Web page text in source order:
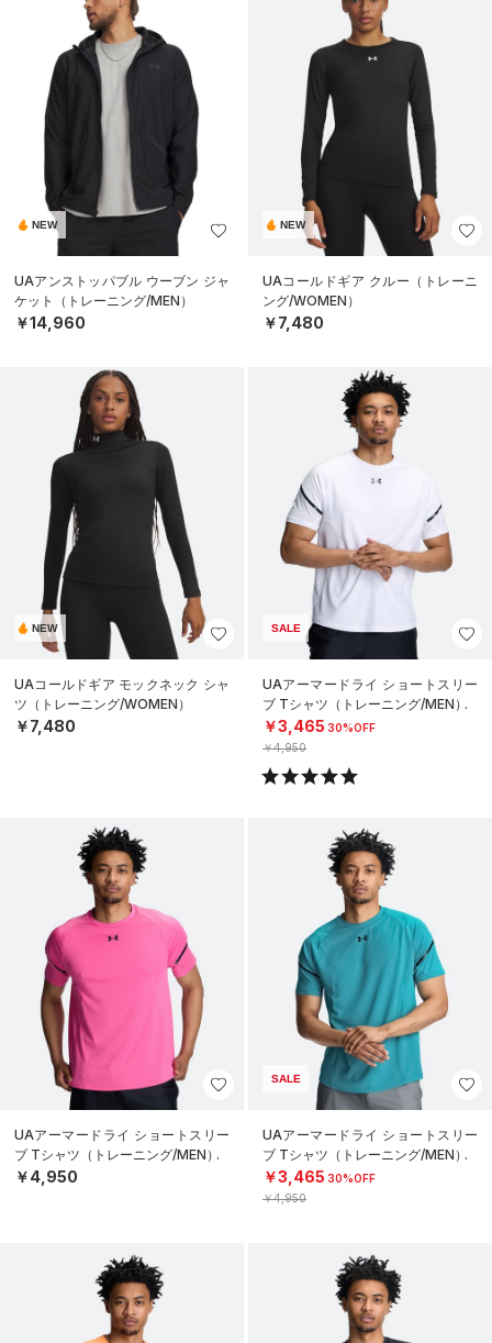
NEW
UAアンストッパブル ウーブン ジャ
ケット（トレーニング/MEN）
￥14,960
NEW
UAコールドギア クルー（トレーニ
ング/WOMEN）
￥7,480
NEW
UAコールドギア モックネック シャ
ツ（トレーニング/WOMEN）
￥7,480
SALE
UAアーマードライ ショートスリー
ブ Tシャツ（トレーニング/MEN）
￥3,465 30%OFF
￥4,950
UAアーマードライ ショートスリー
ブ Tシャツ（トレーニング/MEN）
￥4,950
SALE
UAアーマードライ ショートスリー
ブ Tシャツ（トレーニング/MEN）
￥3,465 30%OFF
￥4,950